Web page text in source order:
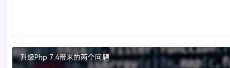
升级Php 7.4带来的两个问题